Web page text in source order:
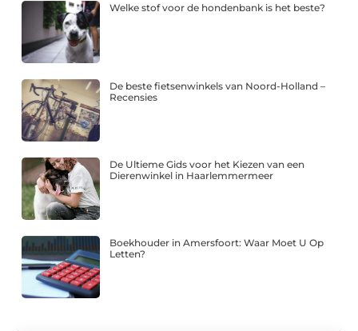
Welke stof voor de hondenbank is het beste?
De beste fietsenwinkels van Noord-Holland –
Recensies
De Ultieme Gids voor het Kiezen van een
Dierenwinkel in Haarlemmermeer
Boekhouder in Amersfoort: Waar Moet U Op
Letten?